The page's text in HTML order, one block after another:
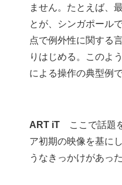
ません。たとえば、
とが、シンガポール
点で例外性に関する
りはじめる。このよ
による操作の典型例で
ART iT ここで話題
ア初期の映像を基に
うなきっかけがあっ